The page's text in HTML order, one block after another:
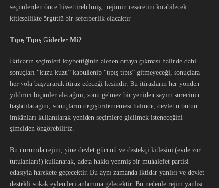
seçimlerden önce hissettirebilmiş, rejimin cesaretini kırabilecek
kitlesellikte örgütlü bir seferberlik olacaktır.
Tıpış Tıpış Giderler Mi?
İktidarın seçimleri kaybettiğinin alenen ortaya çıkması halinde dahi
sonuçları “kuzu kuzu” kabullenip “tıpış tıpış” gitmeyeceği, sonuçlara
her yola başvurarak itiraz edeceği kesindir. Bu itirazların her yönden
yıldırıcı biçimler alacağını, sonu gelmez bir yeniden sayım sürecinin
başlatılacağını, sonuçların değiştirilememesi halinde, devletin bütün
imkânları kullanılarak yeniden seçimlere gidilmek isteneceğini
şimdiden öngörebiliriz.
Bu durumda rejim, yine devlet gücünü ve destekçi kitlesini (evde zor
tutulanları!) kullanarak, adeta hakkı yenmiş bir muhalefet partisi
edasıyla harekete geçecektir. Bu aynı zamanda iktidar yanlısı ve devlet
destekli sokak eylemleri anlamına gelecektir. Bu nedenle rejim yanlısı